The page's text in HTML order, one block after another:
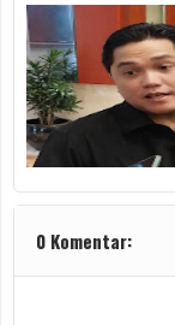
0 Komentar: